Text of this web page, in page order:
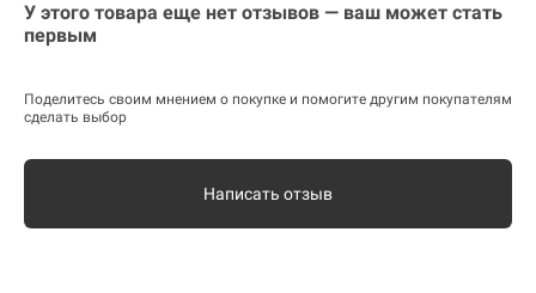
У этого товара еще нет отзывов — ваш может стать
первым
Поделитесь своим мнением о покупке и помогите другим покупателям
сделать выбор
Написать отзыв